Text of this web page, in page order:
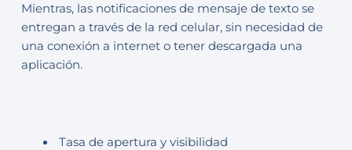
Mientras, las notificaciones de mensaje de texto se
entregan a través de la red celular, sin necesidad de
una conexión a internet o tener descargada una
aplicación.
Tasa de apertura y visibilidad